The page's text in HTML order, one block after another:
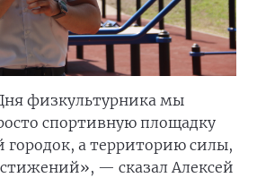
физкультурника мы
спортивную площадку
а территорию силы,
— сказал Алексей